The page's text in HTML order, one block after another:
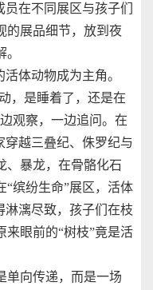
在不同展区与孩子们
的展品细节，放到夜
体动物成为主角。
，是睡着了，还是在
观察，一边追问。在
穿越三叠纪、侏罗纪与
、暴龙，在骨骼化石
“缤纷生命”展区，活体
淋漓尽致，孩子们在枝
来眼前的“树枝”竟是活
向传递，而是一场